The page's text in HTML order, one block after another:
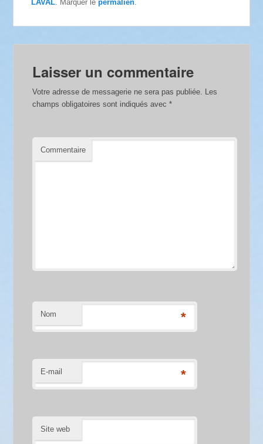
LAVAL . Marquer lepermalien
Laisser un commentaire
Votre adresse de messagerie ne sera pas publiée.
Les
champs obligatoires sont indiqués avec*
Commentaire
Nom *
E-mail *
Site web